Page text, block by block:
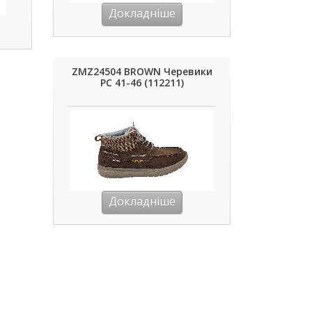
Докладніше
ZMZ24504 BROWN Черевики
РС 41-46 (112211)
Докладніше